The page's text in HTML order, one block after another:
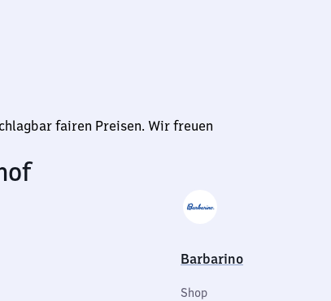
fairen Preisen. Wir freuen
Barbarino
Shop